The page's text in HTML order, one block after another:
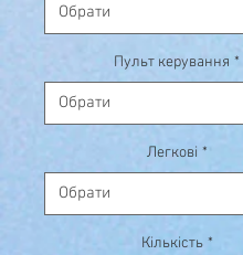
Пульт керування *
Легкові *
Кількість *